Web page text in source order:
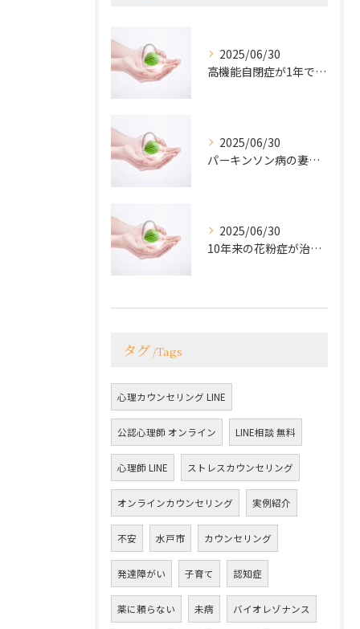
2025/06/30
高機能自閉症が1年でほぼ回復
2025/06/30
パーキンソン病の妻の驚くべき回復
2025/06/30
10年来の花粉症が治った
タグ Tags
心理カウンセリング LINE
公認心理師 オンライン LINE相談 無料
心理師 LINE ストレスカウンセリング
オンラインカウンセリング 実例紹介
不安 水戸市 カウンセリング
発達障がい 子育て 認知症
薬に頼らない 未病 バイオレゾナンス